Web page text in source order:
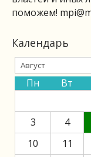
поможем!
Календарь
Пн Вт
3
4
10
11